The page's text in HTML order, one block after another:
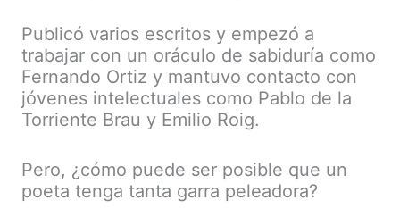
Publicó varios escritos y empezó a
trabajar con un oráculo de sabiduría como
Fernando Ortiz y mantuvo contacto con
jóvenes intelectuales como Pablo de la
Torriente Brau y Emilio Roig.
Pero, ¿cómo puede ser posible que un
poeta tenga tanta garra peleadora?